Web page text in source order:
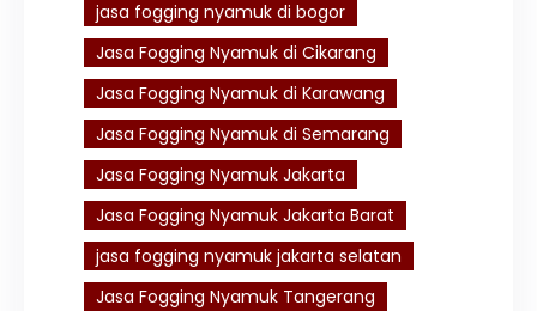
jasa fogging nyamuk di bogor
Jasa Fogging Nyamuk di Cikarang
Jasa Fogging Nyamuk di Karawang
Jasa Fogging Nyamuk di Semarang
Jasa Fogging Nyamuk Jakarta
Jasa Fogging Nyamuk Jakarta Barat
jasa fogging nyamuk jakarta selatan
Jasa Fogging Nyamuk Tangerang